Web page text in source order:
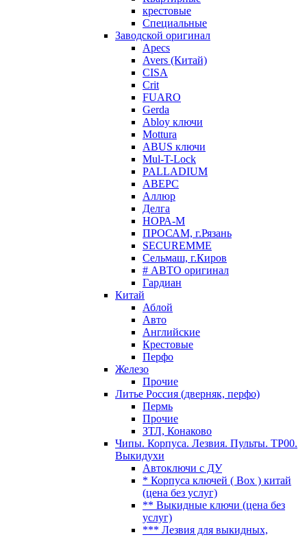
крестовые
Специальные
Заводской оригинал
Apecs
Avers (Китай)
CISA
Crit
FUARO
Gerda
Abloy ключи
Mottura
ABUS ключи
Mul-T-Lock
PALLADIUM
АВЕРС
Аллюр
Делга
НОРА-М
ПРОСАМ, г.Рязань
SECUREMME
Сельмаш, г.Киров
# АВТО оригинал
Гардиан
Китай
Аблой
Авто
Английские
Крестовые
Перфо
Железо
Прочие
Литье Россия (дверняк, перфо)
Пермь
Прочие
ЗТЛ, Конаково
Чипы. Корпуса. Лезвия. Пульты. TP00.
Выкидухи
Автоключи с ДУ
* Корпуса ключей ( Box ) китай
(цена без услуг)
** Выкидные ключи (цена без
услуг)
*** Лезвия для выкидных,